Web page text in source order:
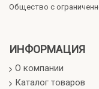
Общество с
ИНФОРМАЦИЯ
О компании
Каталог товаров